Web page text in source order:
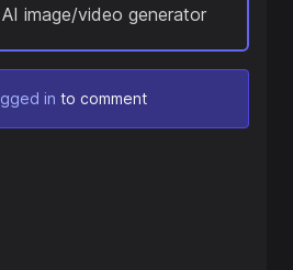
image/video generator
in to comment